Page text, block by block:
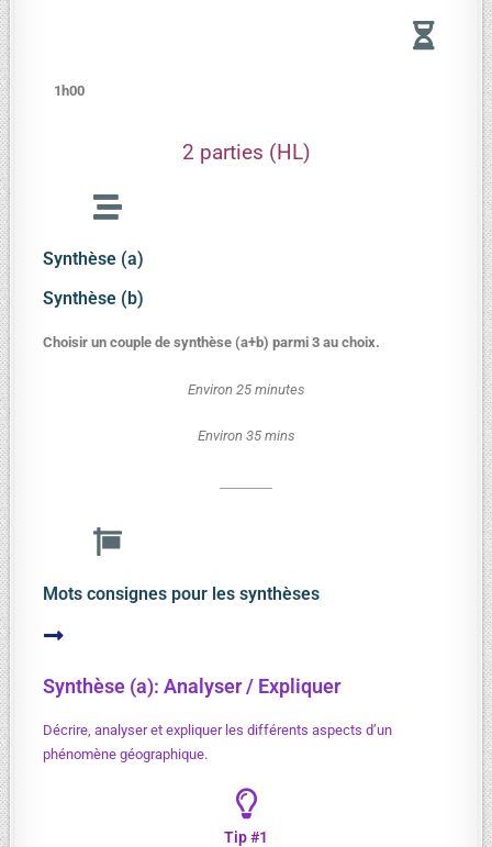
1h00
2 parties (HL)
Synthèse (a)
Synthèse (b)
Choisir un couple de synthèse (a+b) parmi 3 au choix.
Environ 25 minutes
Environ 35 mins
Mots consignes pour les synthèses
Synthèse (a): Analyser / Expliquer
Décrire, analyser et expliquer les différents aspects d’un
phénomène géographique.
Tip #1